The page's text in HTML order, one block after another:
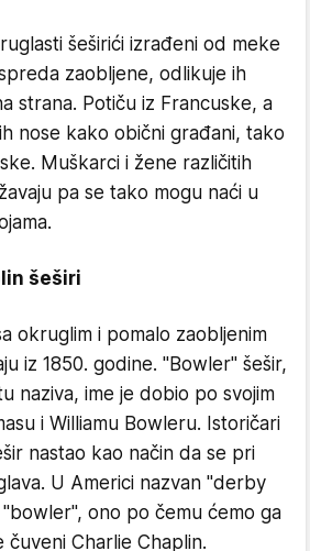
šeširići izrađeni od meke
zaobljene, odlikuje ih
strana. Potiču iz Francuske, a
nose kako obični građani, tako
Muškarci i žene različitih
pa se tako mogu naći u
šeširi
okruglim i pomalo zaobljenim
iz 1850. godine. "Bowler" šešir,
naziva, ime je dobio po svojim
i Williamu Bowleru. Istoričari
nastao kao način da se pri
U Americi nazvan "derby
"bowler", ono po čemu ćemo ga
čuveni Charlie Chaplin.